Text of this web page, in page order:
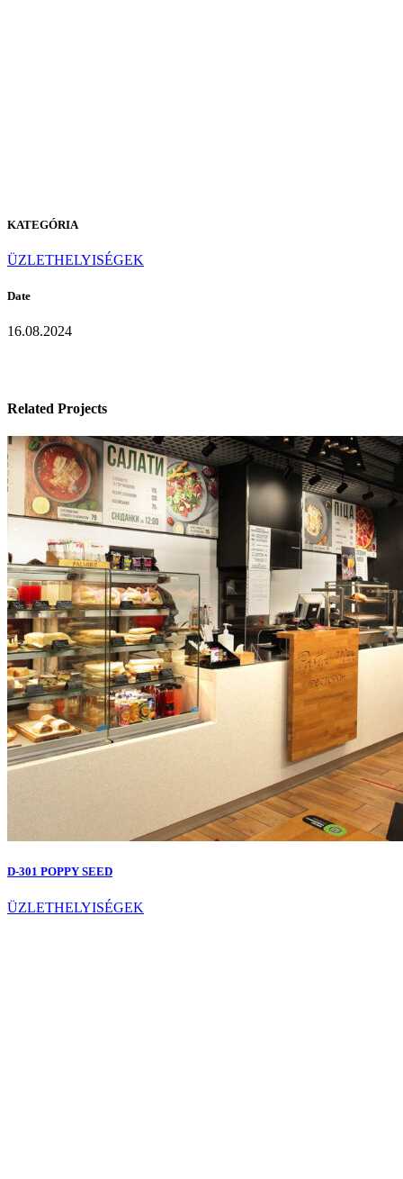
KATEGÓRIA
ÜZLETHELYISÉGEK
Date
16.08.2024
Related Projects
D-301 POPPY SEED
ÜZLETHELYISÉGEK